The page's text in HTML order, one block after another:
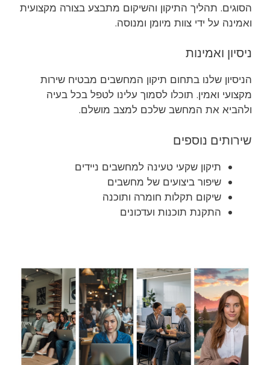
הסוגים. תהליך התיקון והשיקום מתבצע בצורה מקצועית
ואמינה על ידי צוות מיומן ומנוסה.
ניסיון ואמינות
הניסיון שלנו בתחום תיקון המחשבים מבטיח שירות
מקצועי ואמין. תוכלו לסמוך עלינו לטפל בכל בעיה
ולהביא את המחשב שלכם למצב מושלם.
שירותים נוספים
תיקון שקעי טעינה למחשבים ניידים
שיפור ביצועים של מחשבים
שיקום תקלות חומרה ותוכנה
התקנת תוכנות ועדכונים